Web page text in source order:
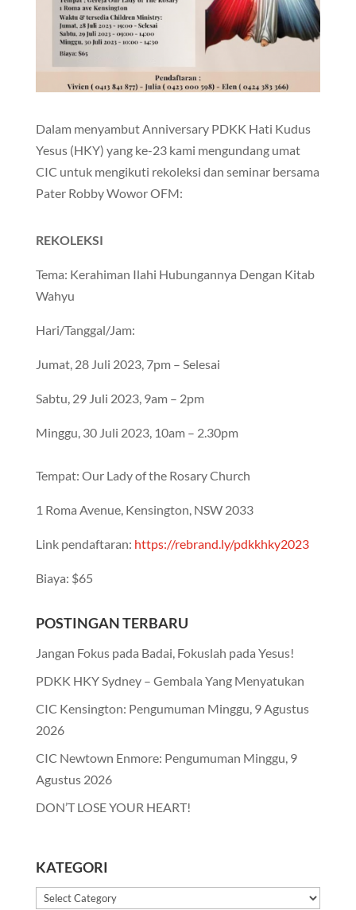
Dalam menyambut Anniversary PDKK Hati Kudus
Yesus (HKY) yang ke-23 kami mengundang umat
CIC untuk mengikuti rekoleksi dan seminar bersama
Pater Robby Wowor OFM:
REKOLEKSI
Tema: Kerahiman Ilahi Hubungannya Dengan Kitab
Wahyu
Hari/Tanggal/Jam:
Jumat, 28 Juli 2023, 7pm – Selesai
Sabtu, 29 Juli 2023, 9am – 2pm
Minggu, 30 Juli 2023, 10am – 2.30pm
Tempat: Our Lady of the Rosary Church
1 Roma Avenue, Kensington, NSW 2033
Link pendaftaran: https://rebrand.ly/pdkkhky2023
Biaya: $65
POSTINGAN TERBARU
Jangan Fokus pada Badai, Fokuslah pada Yesus!
PDKK HKY Sydney – Gembala Yang Menyatukan
CIC Kensington: Pengumuman Minggu, 9 Agustus
2026
CIC Newtown Enmore: Pengumuman Minggu, 9
Agustus 2026
DON’T LOSE YOUR HEART!
KATEGORI
Kategori